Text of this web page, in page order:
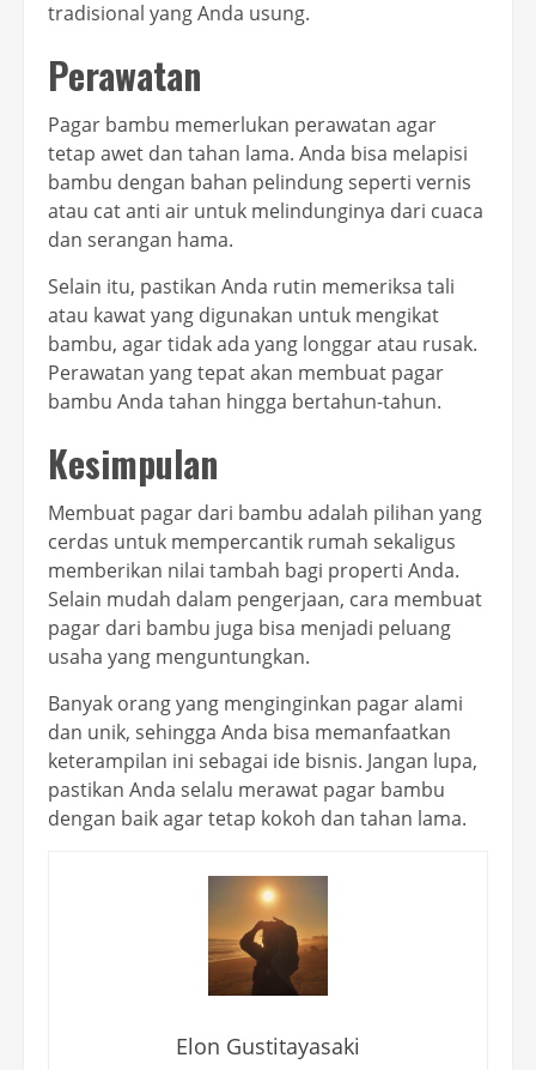
tradisional yang Anda usung.
Perawatan
Pagar bambu memerlukan perawatan agar
tetap awet dan tahan lama. Anda bisa melapisi
bambu dengan bahan pelindung seperti vernis
atau cat anti air untuk melindunginya dari cuaca
dan serangan hama.
Selain itu, pastikan Anda rutin memeriksa tali
atau kawat yang digunakan untuk mengikat
bambu, agar tidak ada yang longgar atau rusak.
Perawatan yang tepat akan membuat pagar
bambu Anda tahan hingga bertahun-tahun.
Kesimpulan
Membuat pagar dari bambu adalah pilihan yang
cerdas untuk mempercantik rumah sekaligus
memberikan nilai tambah bagi properti Anda.
Selain mudah dalam pengerjaan, cara membuat
pagar dari bambu juga bisa menjadi peluang
usaha yang menguntungkan.
Banyak orang yang menginginkan pagar alami
dan unik, sehingga Anda bisa memanfaatkan
keterampilan ini sebagai ide bisnis. Jangan lupa,
pastikan Anda selalu merawat pagar bambu
dengan baik agar tetap kokoh dan tahan lama.
Elon Gustitayasaki